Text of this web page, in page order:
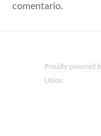
comentario.
Proudly powered
Union.